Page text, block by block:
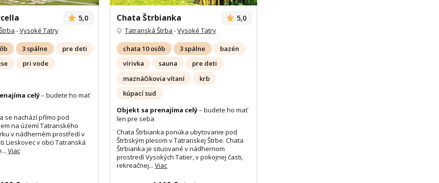
5,0
-Vysoké Tatry
3 spálne
pre deti
pri vode
celý– budete ho mať
se nachází přímo pod
na území Tatranského
v nádherném prostředí v
Lieskovec v obci Tatranská
Viac
Chata Štrbianka 5,0
Tatranská Štrba -Vysoké Tatry
chata 10 osôb 3 spálne
bazén
vírivka
sauna
pre deti
maznáčikovia vítaní
krb
kúpací sud
Objekt sa prenajíma celý– budete ho mať
len pre seba
Chata Štrbianka ponúka ubytovanie pod
Štrbským plesom v Tatranskej Štrbe. Chata
Štrbianka je situované v nádhernom
prostredí Vysokých Tatier, v pokojnej časti,
rekreačnej...Viac